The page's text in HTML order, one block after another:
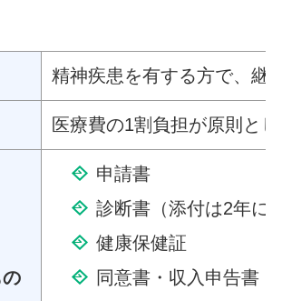
精神疾患を有する方で、継
医療費の1割負担が原則と
申請書
診断書（添付は2年に
健康保健証
同意書・収入申告書